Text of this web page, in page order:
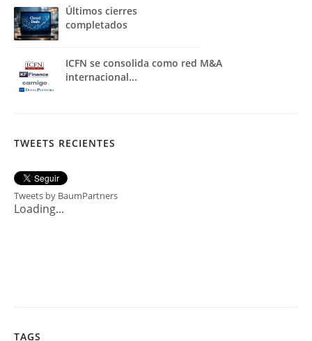
Últimos cierres
completados
ICFN se consolida como red M&A
internacional...
TWEETS RECIENTES
Tweets by BaumPartners
Loading...
TAGS